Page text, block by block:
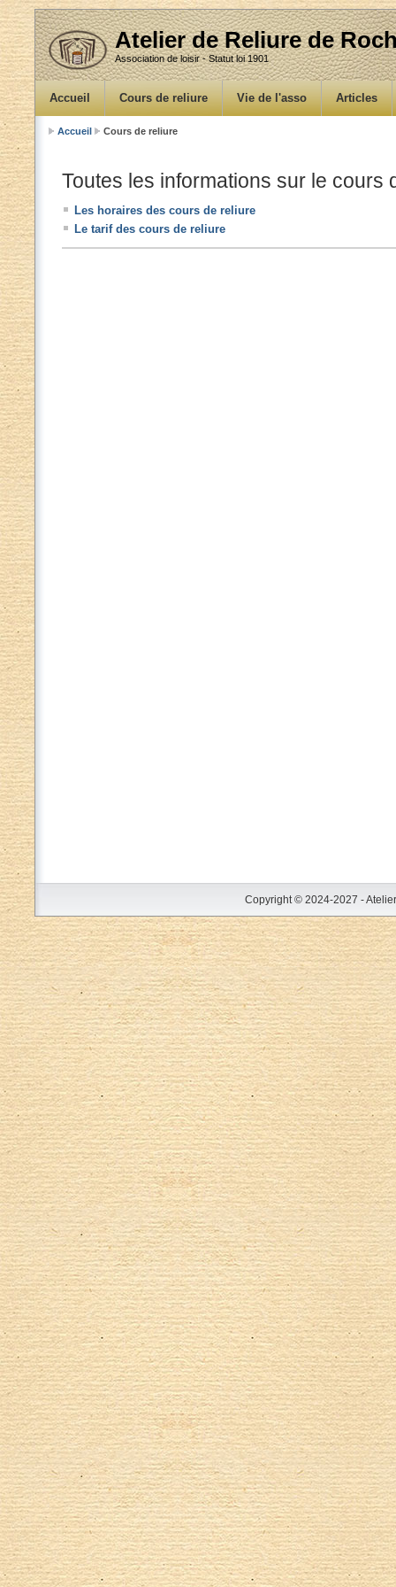
Atelier de Reliure de
Association de loisir - Statut loi 1901
Accueil Cours de reliure Vie de l'asso Articles
Accueil Cours de reliure
Toutes les informations sur le cours
Les horaires des cours de reliure
Le tarif des cours de reliure
Copyright © 2024-2027 -